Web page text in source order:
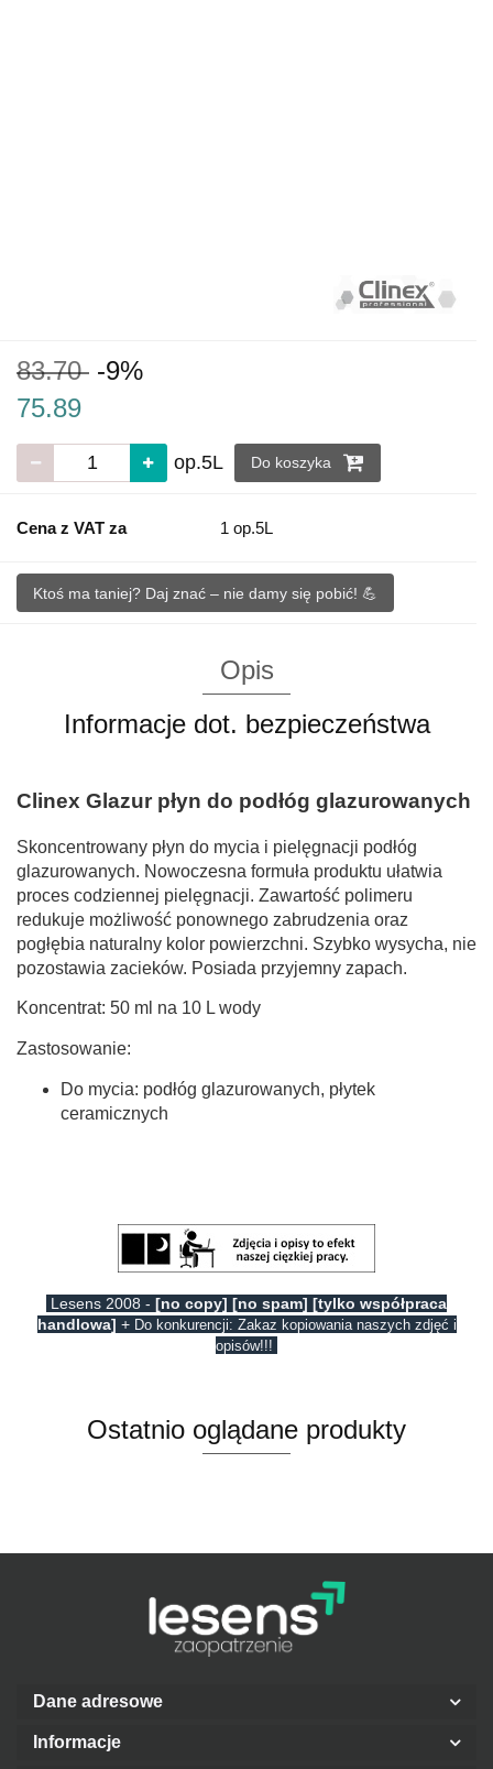
83.70 -9%
75.89
op.5L Do koszyka
Cena z VAT za 1 op.5L
Ktoś ma taniej? Daj znać – nie damy się pobić! 💪
Opis
Informacje dot. bezpieczeństwa
Clinex Glazur płyn do podłóg glazurowanych
Skoncentrowany płyn do mycia i pielęgnacji podłóg
glazurowanych. Nowoczesna formuła produktu ułatwia
proces codziennej pielęgnacji. Zawartość polimeru
redukuje możliwość ponownego zabrudzenia oraz
pogłębia naturalny kolor powierzchni. Szybko wysycha, nie
pozostawia zacieków. Posiada przyjemny zapach.
Koncentrat: 50 ml na 10 L wody
Zastosowanie:
Do mycia: podłóg glazurowanych, płytek
ceramicznych
Lesens 2008 - [no copy] [no spam] [tylko współpraca
handlowa] + Do konkurencji: Zakaz kopiowania naszych zdjęć i
opisów!!!
Ostatnio oglądane produkty
Dane adresowe
Informacje